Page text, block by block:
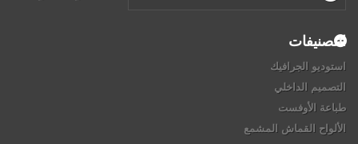
التصنيفات
استوديو الجرافيك
التصميم الداخلي
طباعة الأوفست
الألواح القماش المشمع